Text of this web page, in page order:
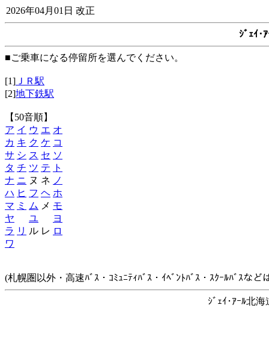
2026年04月01日 改正
ｼﾞｪｲ･
■ご乗車になる停留所を選んでください。
[1] ＪＲ駅
[2]地下鉄駅
【50音順】
ア イ ウ エ オ
カ キ ク ケ コ
サ シ ス セ ソ
タ チ ツ テ
ト
ナ ニ ヌ ネ ノ
ハ ヒ フ ヘ ホ
マ ミ ム メ モ
ヤ
ユ
ヨ
ラ リ ル レ ロ
ワ
(札幌圏以外・高速ﾊﾞｽ・ｺﾐｭﾆﾃｨﾊﾞｽ・ｲﾍﾞﾝﾄﾊﾞｽ・ｽｸｰﾙﾊﾞｽな
ｼﾞｪｲ･ｱｰﾙ北